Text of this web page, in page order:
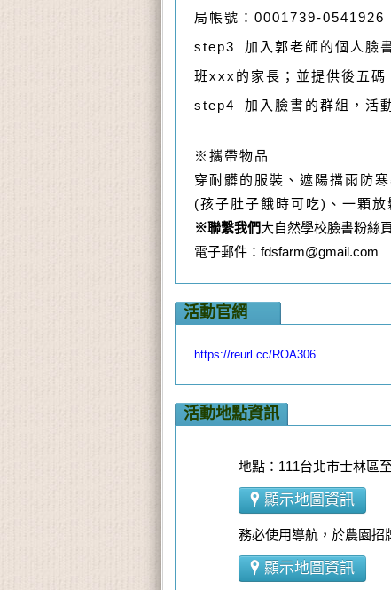
局帳號：0001739-0541926
step3 加入郭老師的個人臉
班xxx的家長；並提供後五碼
step4 加入臉書的群組，活
※攜帶物品
穿耐髒的服裝、 遮陽擋雨防
(孩子肚子餓時可吃) 、一顆
※聯繫我們大自然學校臉書粉絲
電子郵件：fdsfarm@gmail.com
活動官網
https://reurl.cc/ROA306
活動地點資訊
地點：111台北市士林區
顯示地圖資訊
務必使用導航，於農園招
顯示地圖資訊